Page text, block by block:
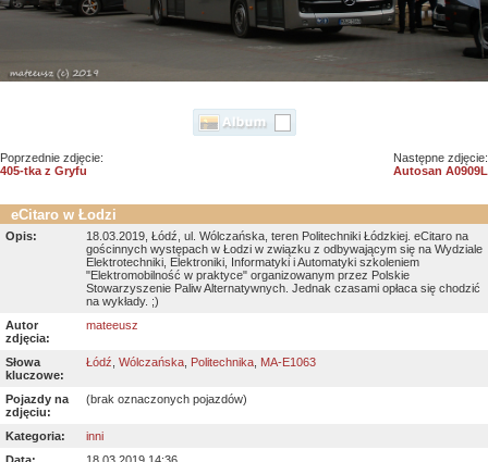
Poprzednie zdjęcie:
405-tka z Gryfu
Następne zdjęcie:
Autosan A0909L
eCitaro w Łodzi
Opis:
18.03.2019, Łódź, ul. Wólczańska, teren Politechniki Łódzkiej. eCitaro na
gościnnych występach w Łodzi w związku z odbywającym się na Wydziale
Elektrotechniki, Elektroniki, Informatyki i Automatyki szkoleniem
"Elektromobilność w praktyce" organizowanym przez Polskie
Stowarzyszenie Paliw Alternatywnych. Jednak czasami opłaca się chodzić
na wykłady. ;)
Autor
zdjęcia:
mateeusz
Słowa
kluczowe:
Łódź Wólczańska Politechnika MA-E1063
Pojazdy na
zdjęciu:
(brak oznaczonych pojazdów)
Kategoria:
inni